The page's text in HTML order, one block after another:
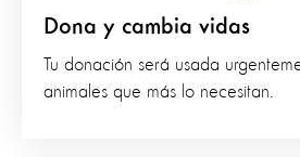
Dona y cambia vidas
Tu donación será usada
animales que más lo necesitan.